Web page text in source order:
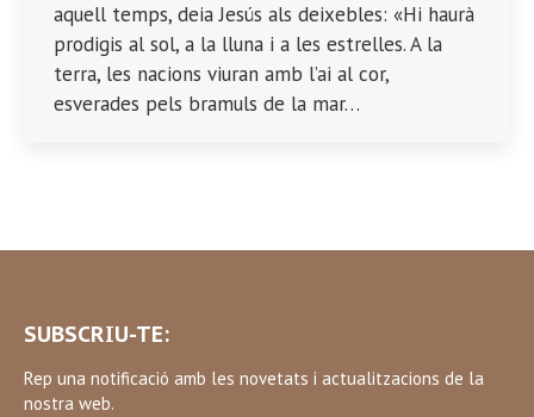
aquell temps, deia Jesús als deixebles: «Hi haurà
prodigis al sol, a la lluna i a les estrelles. A la
terra, les nacions viuran amb l’ai al cor,
esverades pels bramuls de la mar…
SUBSCRIU-TE:
Rep una notificació amb les novetats i actualitzacions de la
nostra web.